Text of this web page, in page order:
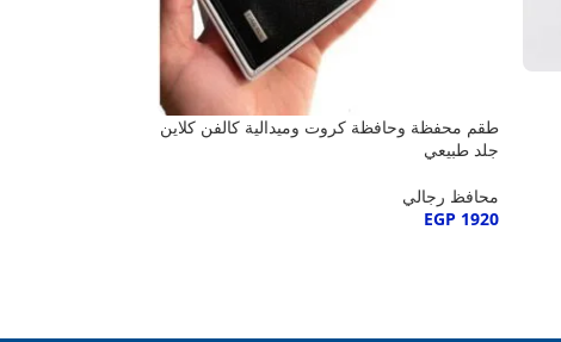
طقم محفظة وحافظة كروت وميدالية كالفن كلاين
جلد طبيعي
محافظ رجالي
EGP 1920